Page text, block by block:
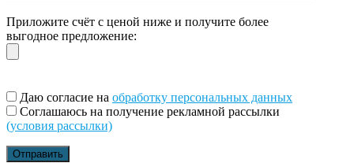
Приложите счёт с ценой ниже и получите более
выгодное предложение:
Даю согласие на обработку персональных данных
Соглашаюсь на получение рекламной рассылки
(условия рассылки)